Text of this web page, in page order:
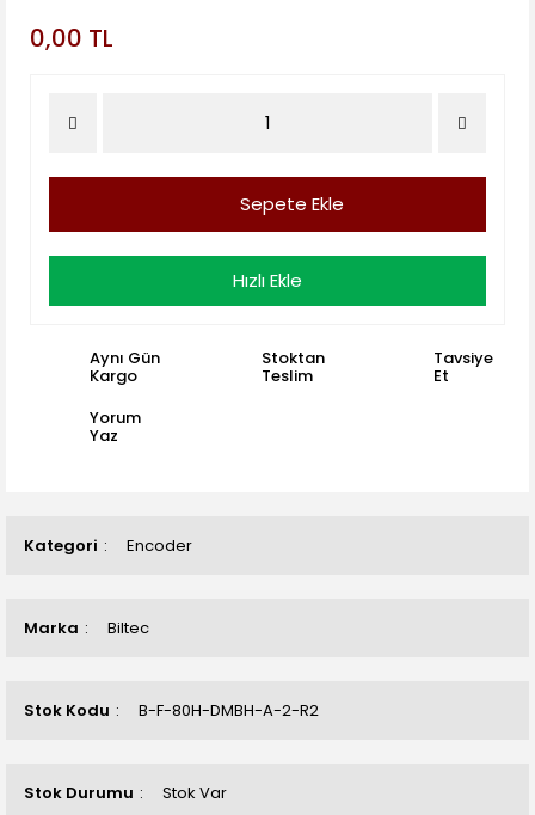
Kategori Encoder
Marka Biltec
Stok Kodu B-F-80H-DMBH-A-2-R2
Stok Durumu Stok Var
0,00 TL
Sepete Ekle
Hızlı Ekle
Aynı Gün
Kargo
Stoktan
Teslim
Tavsiye
Et
Yorum
Yaz